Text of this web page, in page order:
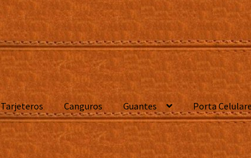
Tarjeteros Canguros Guantes Porta